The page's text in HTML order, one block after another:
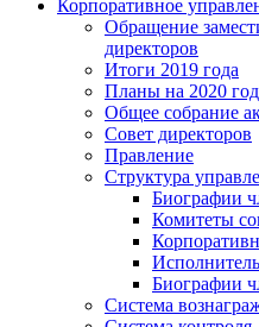
Корпоративное
Обращение
директоров
Итоги 2019 года
Планы на 2020 год
Общее собрание
Совет директоров
Правление
Структура
Биографии
Комитеты
Биографии
Система